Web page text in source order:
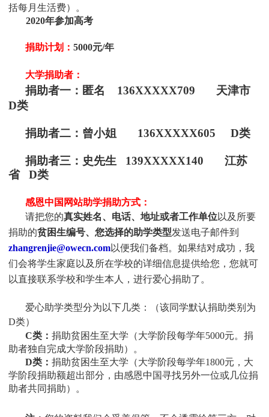
括每月生活费）
。
2020年参加高考
捐助计划： 5000元/年
大学捐助者：
捐助者一：匿名 136XXXXX709 天津市
D类
捐助者二：曾小姐 136XXXXX605 D类
捐助者三：史先生 139XXXXX140 江苏
省 D类
感恩中国网站助学捐助方式：
请把您的真实姓名、电话、地址或者工作单位以及所要
捐助的贫困生编号、您选择的助学类型发送电子邮件到
zhangrenjie@owecn.com以便我们备档。如果结对成功，我
们会将学生家庭以及所在学校的详细信息提供给您，您就可
以直接联系学校和学生本人，进行爱心捐助了。
爱心助学类型分为以下几类：（该同学默认捐助类别为
D类）
C类： 捐助贫困生至大学（大学阶段每学年5000元。捐
助者独自完成大学阶段捐助）。
D类： 捐助贫困生至大学（大学阶段每学年1800元，大
学阶段捐助额超出部分，由感恩中国寻找另外一位或几位捐
助者共同捐助）。